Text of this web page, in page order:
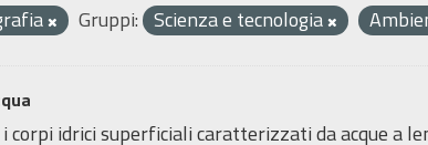
Gruppi: Scienza e tecnologia
corpi idrici superficiali caratterizzati da acque a